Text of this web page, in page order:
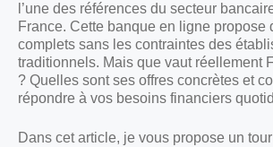
l’une des références du secteur
France. Cette banque en ligne propose
complets sans les contraintes des
traditionnels. Mais que vaut réellement
? Quelles sont ses offres concrètes et
répondre à vos besoins financiers
Dans cet article, je vous propose un tour